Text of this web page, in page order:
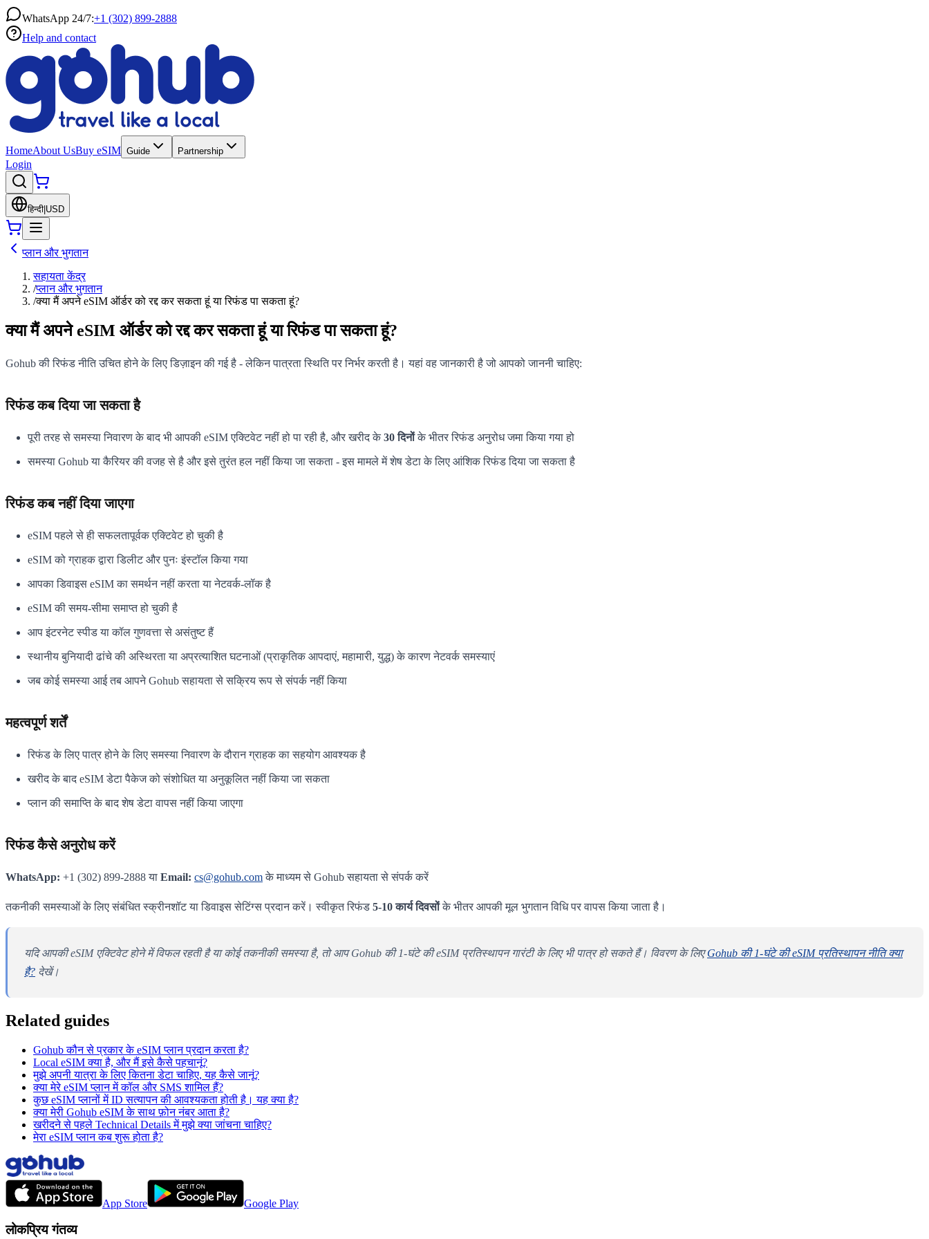
WhatsApp 24/7:+1 (302) 899-2888
Help and contact
HomeAbout UsBuy eSIM Guide Partnership
Login
हिन्दी USD
प्लान और भुगतान
सहायता केंद्र
/प्लान और भुगतान
/क्या मैं अपने eSIM ऑर्डर को रद्द कर सकता हूं या रिफंड पा सकता हूं?
क्या मैं अपने eSIM ऑर्डर को रद्द कर सकता हूं या रिफंड पा सकता हूं?
Gohub की रिफंड नीति उचित होने के लिए डिज़ाइन की गई है - लेकिन पात्रता स्थिति पर निर्भर करती है। यहां वह जानकारी है जो आपको जाननी चाहिए:
रिफंड कब दिया जा सकता है
पूरी तरह से समस्या निवारण के बाद भी आपकी eSIM एक्टिवेट नहीं हो पा रही है, और खरीद के 30 दिनोंके भीतर रिफंड अनुरोध जमा किया गया हो
समस्या Gohub या कैरियर की वजह से है और इसे तुरंत हल नहीं किया जा सकता - इस मामले में शेष डेटा के लिए आंशिक रिफंड दिया जा सकता है
रिफंड कब नहीं दिया जाएगा
eSIM पहले से ही सफलतापूर्वक एक्टिवेट हो चुकी है
eSIM को ग्राहक द्वारा डिलीट और पुनः इंस्टॉल किया गया
आपका डिवाइस eSIM का समर्थन नहीं करता या नेटवर्क-लॉक है
eSIM की समय-सीमा समाप्त हो चुकी है
आप इंटरनेट स्पीड या कॉल गुणवत्ता से असंतुष्ट हैं
स्थानीय बुनियादी ढांचे की अस्थिरता या अप्रत्याशित घटनाओं (प्राकृतिक आपदाएं, महामारी, युद्ध) के कारण नेटवर्क समस्याएं
जब कोई समस्या आई तब आपने Gohub सहायता से सक्रिय रूप से संपर्क नहीं किया
महत्वपूर्ण शर्तें
रिफंड के लिए पात्र होने के लिए समस्या निवारण के दौरान ग्राहक का सहयोग आवश्यक है
खरीद के बाद eSIM डेटा पैकेज को संशोधित या अनुकूलित नहीं किया जा सकता
प्लान की समाप्ति के बाद शेष डेटा वापस नहीं किया जाएगा
रिफंड कैसे अनुरोध करें
WhatsApp: +1 (302) 899-2888 या Email: cs@gohub.comके माध्यम से Gohub सहायता से संपर्क करें
तकनीकी समस्याओं के लिए संबंधित स्क्रीनशॉट या डिवाइस सेटिंग्स प्रदान करें। स्वीकृत रिफंड 5-10 कार्य दिवसोंके भीतर आपकी मूल भुगतान विधि पर वापस किया जाता है।
यदि आपकी eSIM एक्टिवेट होने में विफल रहती है या कोई तकनीकी समस्या है, तो आप Gohub की 1-घंटे की eSIM प्रतिस्थापन गारंटी के लिए भी पात्र हो सकते हैं। विवरण के लिएGohub की 1-घंटे की eSIM प्रतिस्थापन नीति क्या
है? देखें।
Related guides
Gohub कौन से प्रकार के eSIM प्लान प्रदान करता है?
Local eSIM क्या है, और मैं इसे कैसे पहचानूं?
मुझे अपनी यात्रा के लिए कितना डेटा चाहिए, यह कैसे जानूं?
क्या मेरे eSIM प्लान में कॉल और SMS शामिल हैं?
कुछ eSIM प्लानों में ID सत्यापन की आवश्यकता होती है। यह क्या है?
क्या मेरी Gohub eSIM के साथ फ़ोन नंबर आता है?
खरीदने से पहले Technical Details में मुझे क्या जांचना चाहिए?
मेरा eSIM प्लान कब शुरू होता है?
App Store Google Play
लोकप्रिय गंतव्य